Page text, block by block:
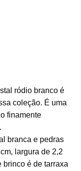
ródio branco é
coleção. É uma
finamente
branca e pedras
largura de 2,2
brinco é de tarraxa